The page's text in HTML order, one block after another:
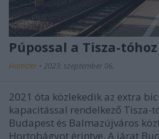
Púpossal a Tisza-
Hamster • 2023. szeptember 06.
2021 óta közlekedik az extra
kapacitással rendelkező Tisza-
Budapest és Balmazújváros
Hortobágyot érintve. A járat